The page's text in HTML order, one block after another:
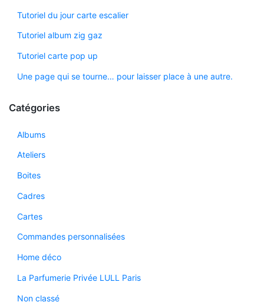
Tutoriel du jour carte escalier
Tutoriel album zig gaz
Tutoriel carte pop up
Une page qui se tourne… pour laisser place à une autre.
Catégories
Albums
Ateliers
Boites
Cadres
Cartes
Commandes personnalisées
Home déco
La Parfumerie Privée LULL Paris
Non classé